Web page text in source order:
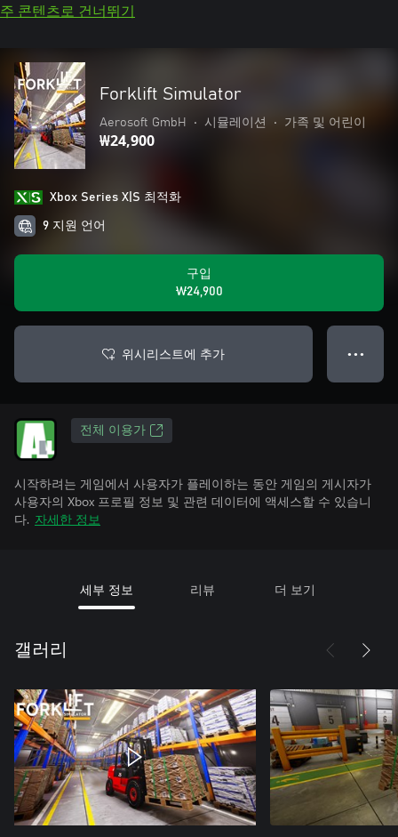
주 콘텐츠로 건너뛰기
Forklift Simulator
Aerosoft GmbH • 시뮬레이션 • 가족 및 어린이
₩24,900
Xbox Series X|S 최적화
9 지원 언어
구입
₩24,900
위시리스트에 추가 ● ● ●
전체 이용가
시작하려는 게임에서 사용자가 플레이하는 동안 게임의 게시자가
사용자의 Xbox 프로필 정보 및 관련 데이터에 액세스할 수 있습니
다. 자세한 정보
세부 정보 리뷰 더 보기
갤러리